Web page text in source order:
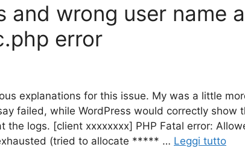
and wrong user name
error
explanations for this issue. My was a little
failed, while WordPress would correctly show
the logs. [client xxxxxxxx] PHP Fatal error:
(tried to allocate ***** … Leggi tutto